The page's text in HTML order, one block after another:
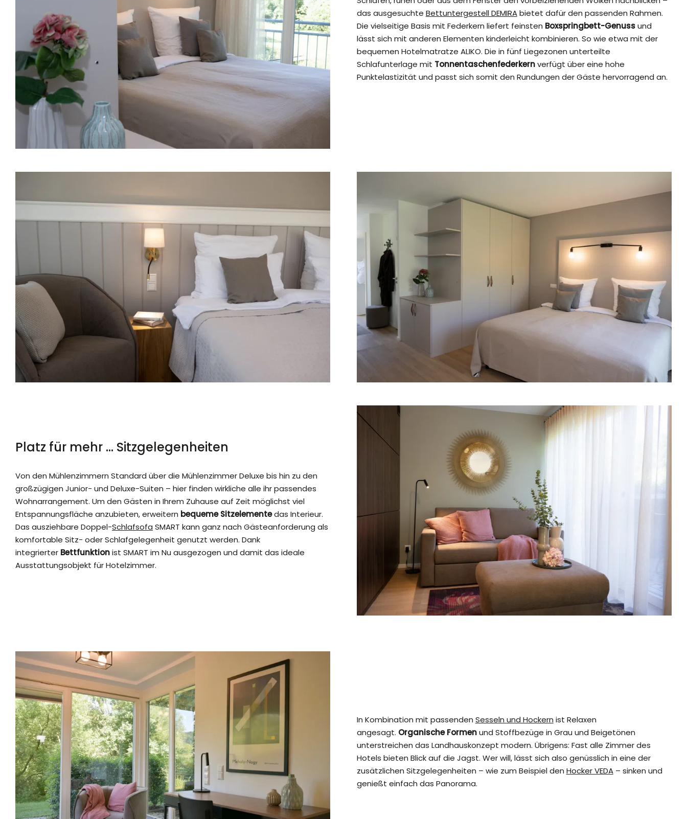
das ausgesuchte Bettuntergestell DEMIRAbietet dafür den passenden Rahmen.
Die vielseitige Basis mit Federkern liefert feinsten Boxspringbett-Genussund
lässt sich mit anderen Elementen kinderleicht kombinieren. So wie etwa mit der
bequemen Hotelmatratze ALIKO. Die in fünf Liegezonen unterteilte
Schlafunterlage mit Tonnentaschenfederkernverfügt über eine hohe
Punktelastizität und passt sich somit den Rundungen der Gäste hervorragend an.
Platz für mehr ... Sitzgelegenheiten
Von den Mühlenzimmern Standard über die Mühlenzimmer Deluxe bis hin zu den
großzügigen Junior- und Deluxe-Suiten – hier finden wirkliche alle ihr passendes
Wohnarrangement. Um den Gästen in Ihrem Zuhause auf Zeit möglichst viel
Entspannungsfläche anzubieten, erweitern bequeme Sitzelementedas Interieur.
Das ausziehbare Doppel-Schlafsofa SMART kann ganz nach Gästeanforderung als
komfortable Sitz- oder Schlafgelegenheit genutzt werden. Dank
integrierter Bettfunktionist SMART im Nu ausgezogen und damit das ideale
Ausstattungsobjekt für Hotelzimmer.
In Kombination mit passenden Sesseln und Hockern ist Relaxen
angesagt. Organische Formenund Stoffbezüge in Grau und Beigetönen
unterstreichen das Landhauskonzept modern. Übrigens: Fast alle Zimmer des
Hotels bieten Blick auf die Jagst. Wer will, lässt sich also genüsslich in eine der
zusätzlichen Sitzgelegenheiten – wie zum Beispiel den Hocker VEDA– sinken und
genießt einfach das Panorama.